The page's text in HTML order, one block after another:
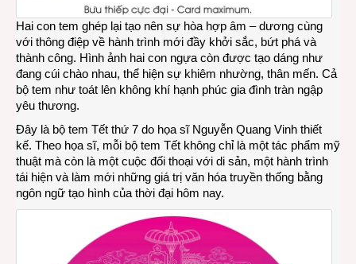
Hai con tem ghép lại tạo nên sự hòa hợp âm – dương cùng
với thông điệp về hành trình mới đầy khởi sắc, bứt phá và
thành công. Hình ảnh hai con ngựa còn được tạo dáng như
đang cúi chào nhau, thể hiện sự khiêm nhường, thân mến. Cả
bộ tem như toát lên không khí hạnh phúc gia đình tràn ngập
yêu thương.
Đây là bộ tem Tết thứ 7 do họa sĩ Nguyễn Quang Vinh thiết
kế. Theo họa sĩ, mỗi bộ tem Tết không chỉ là một tác phẩm mỹ
thuật mà còn là một cuộc đối thoại với di sản, một hành trình
tái hiện và làm mới những giá trị văn hóa truyền thống bằng
ngôn ngữ tạo hình của thời đại hôm nay.